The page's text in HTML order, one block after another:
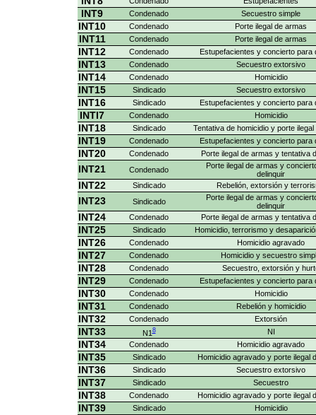
INT9 Condenado Secuestro simple
INT10 Condenado Porte ilegal de armas
INT11 Condenado Porte ilegal de armas
INT12 Condenado Estupefacientes y concierto para
INT13 Condenado Secuestro extorsivo
INT14 Condenado Homicidio
INT15 Sindicado Secuestro extorsivo
INT16 Sindicado Estupefacientes y concierto para
INTI7 Condenado Homicidio
INT18 Sindicado Tentativa de homicidio y porte
INT19 Condenado Estupefacientes y concierto para
INT20 Condenado Porte ilegal de armas y tentativa
INT21 Condenado
Porte ilegal de armas y
delinquir
INT22 Sindicado Rebelión, extorsión y
INT23 Sindicado
Porte ilegal de armas y
delinquir
INT24 Condenado Porte ilegal de armas y tentativa
INT25 Sindicado Homicidio, terrorismo y
INT26 Condenado Homicidio agravado
INT27 Condenado Homicidio y secuestro
INT28 Condenado Secuestro, extorsión y
INT29 Condenado Estupefacientes y concierto para
INT30 Condenado Homicidio
INT31 Condenado Rebelión y homicidio
INT32 Condenado Extorsión
INT33 N18 NI
INT34 Condenado Homicidio agravado
INT35 Sindicado Homicidio agravado y porte ilegal
INT36 Sindicado Secuestro extorsivo
INT37 Sindicado Secuestro
INT38 Condenado Homicidio agravado y porte ilegal
INT39 Sindicado Homicidio